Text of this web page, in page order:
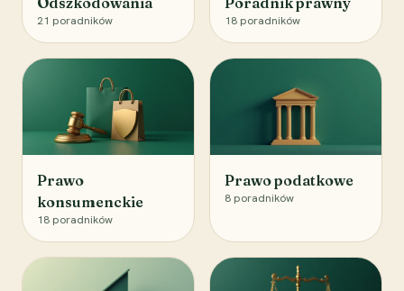
21 poradników 18 poradników
Prawo
konsumenckie
18 poradników
Prawo podatkowe
8 poradników